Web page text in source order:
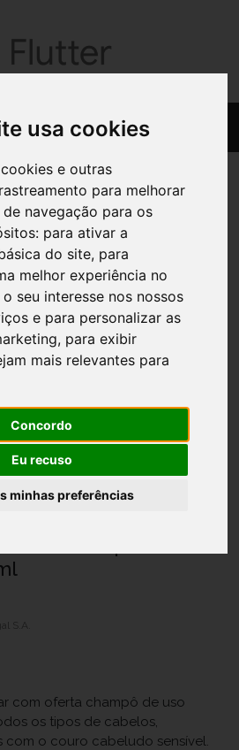
usa cookies
e outras
para melhorar
navegação para os
para ativar a
do site, para
melhor experiência no
seu interesse nos nossos
e para personalizar as
, para exibir
mais relevantes para
Concordo
Eu recuso
minhas preferências
S.A.
com oferta champô de uso
os tipos de cabelos,
com o couro cabeludo sensível.